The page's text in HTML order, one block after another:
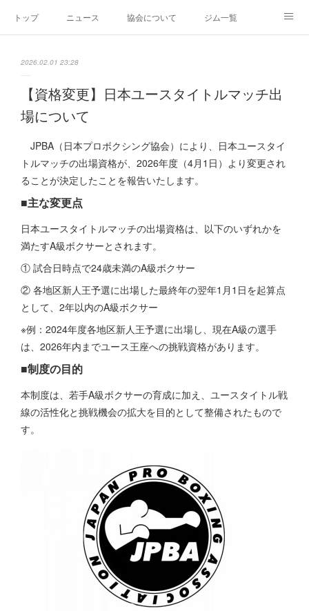
トップ ニュース 協会について ジム一覧
2026.02.01 23:28
【資格変更】日本ユースタイトルマッチ出
場について
JPBA（日本プロボクシング協会）により、日本ユースタイ
トルマッチの出場資格が、2026年度（4月1日）より変更され
ることが決定したことを報告いたします。
■主な変更点
日本ユースタイトルマッチの出場資格は、以下のいずれかを
満たすA級ボクサーとされます。
① 試合日時点で24歳未満のA級ボクサー
② 各地区新人王予選に出場した最終年の翌年1月1日を起算点
として、2年以内のA級ボクサー
※例：2024年度各地区新人王予選に出場し、現在A級の選手
は、2026年内までユース王座への挑戦資格があります。
■制度の目的
本制度は、若手A級ボクサーの育成に加え、ユースタイトル戦
線の活性化と挑戦機会の拡大を目的として整備されたもので
す。